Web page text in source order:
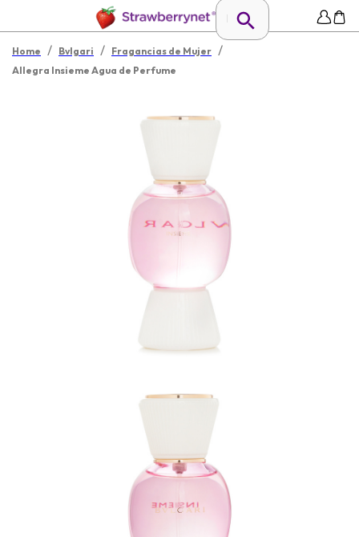
Home / Bvlgari / Fragancias de Mujer /
Allegra Insieme Agua de Perfume